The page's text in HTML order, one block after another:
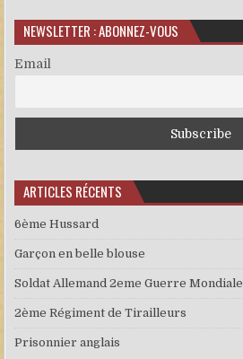
NEWSLETTER : ABONNEZ-VOUS
Email
ARTICLES RÉCENTS
6ème Hussard
Garçon en belle blouse
Soldat Allemand 2eme Guerre Mondiale
2ème Régiment de Tirailleurs
Prisonnier anglais